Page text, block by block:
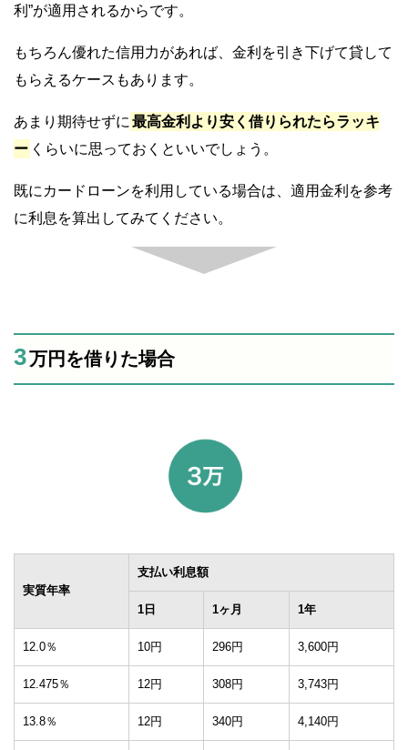
利”が適用されるからです。
もちろん優れた信用力があれば、金利を引き下げて貸して
もらえるケースもあります。
あまり期待せずに 最高金利より安く借りられたらラッキ
ー くらいに思っておくといいでしょう。
既にカードローンを利用している場合は、適用金利を参考
に利息を算出してみてください。
3万円を借りた場合
実質年率
支払い利息額
1日 1ヶ月 1年
12.0％ 10円 296円 3,600円
12.475％ 12円 308円 3,743円
13.8％ 12円 340円 4,140円